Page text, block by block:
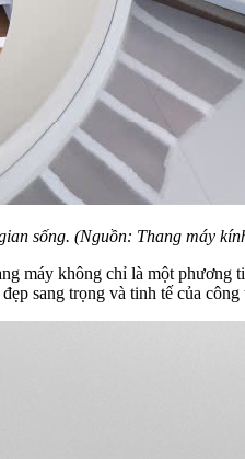
sống. (Nguồn: Thang máy
máy không chỉ là một phương
sang trọng và tinh tế của công